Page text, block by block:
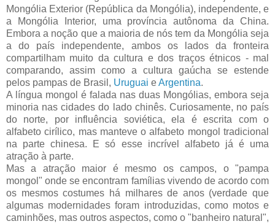
Mongólia Exterior (República da Mongólia), independente, e
a Mongólia Interior, uma província autônoma da China.
Embora a noção que a maioria de nós tem da Mongólia seja
a do país independente, ambos os lados da fronteira
compartilham muito da cultura e dos traços étnicos - mal
comparando, assim como a cultura gaúcha se estende
pelos pampas de Brasil, Uruguai eArgentina.
A língua mongol é falada nas duas Mongólias, embora seja
minoria nas cidades do lado chinês. Curiosamente, no país
do norte, por influência soviética, ela é escrita com o
alfabeto cirílico, mas manteve o alfabeto mongol tradicional
na parte chinesa. E só esse incrível alfabeto já é uma
atração à parte.
Mas a atração maior é mesmo os campos, o "pampa
mongol" onde se encontram famílias vivendo de acordo com
os mesmos costumes há milhares de anos (verdade que
algumas modernidades foram introduzidas, como motos e
caminhões, mas outros aspectos, como o "banheiro natural",